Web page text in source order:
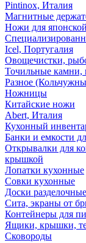
Pintinox, Италия
Магнитные
Ножи для
Icel, Португалия
Овощечистки,
Точильные камни,
Разное
Ножницы
Китайские ножи
Abert, Италия
Кухонный
Банки и емкости
Открывалки для
крышкой
Лопатки кухонные
Совки кухонные
Доски
Сита, экраны от
Контейнеры для
Ящики, крышки,
Сковороды